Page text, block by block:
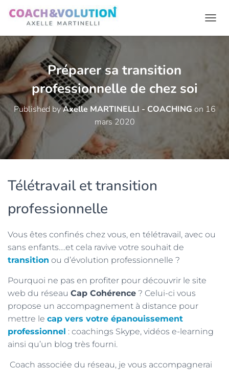
Préparer sa transition
professionnelle de chez soi
Published byAxelle MARTINELLI - COACHING on 16
mars 2020
Télétravail et transition
professionnelle
Vous êtes confinés chez vous, en télétravail, avec ou
sans enfants….et cela ravive votre souhait de
transition ou d’évolution professionnelle ?
Pourquoi ne pas en profiter pour découvrir le site
web du réseau Cap Cohérence ? Celui-ci vous
propose un accompagnement à distance pour
mettre le cap vers votre épanouissement
professionnel : coachings Skype, vidéos e-learning
ainsi qu’un blog très fourni.
Coach associée du réseau, je vous accompagnerai